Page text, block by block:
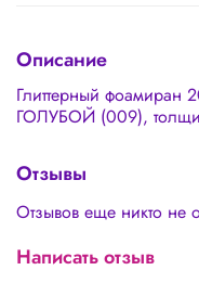
Описание
Глиттерный
ГОЛУБОЙ (009),
Отзывы
Отзывов еще никто не
Написать отзыв